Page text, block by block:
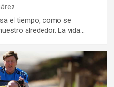
el tiempo, como se
alrededor. La vida…